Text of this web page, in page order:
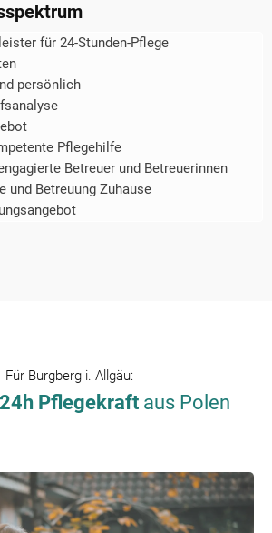
für 24-Stunden-Pflege
persönlich
Pflegehilfe
Betreuer und Betreuerinnen
und Betreuung Zuhause
Für Burgberg i. Allgäu:
24h Pflegekraft aus Polen